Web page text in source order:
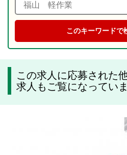
この求人に応募された
求人もご覧になっていま